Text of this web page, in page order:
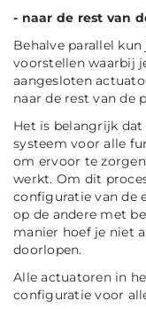
- naar de rest van
Behalve parallel
voorstellen waarbij
aangesloten
naar de rest van de
Het is belangrijk
systeem voor alle
om ervoor te
werkt. Om dit
configuratie van de
op de andere met
manier hoef je niet
doorlopen.
Alle actuatoren in
configuratie voor